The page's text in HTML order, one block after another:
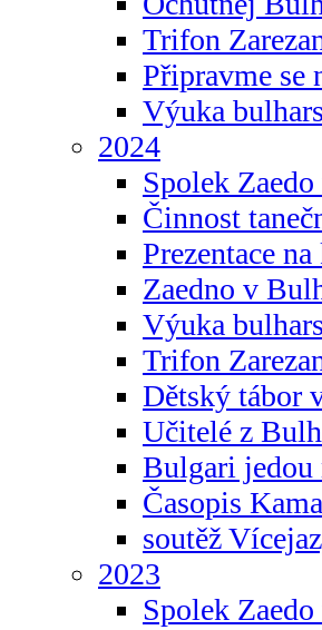
Trifon
Připravme se
Výuka
2024
Spolek
Činnost
Prezentace
Zaedno v
Výuka
Trifon
Dětský tábor
Učitelé z
Bulgari jedou
Časopis
soutěž
2023
Spolek